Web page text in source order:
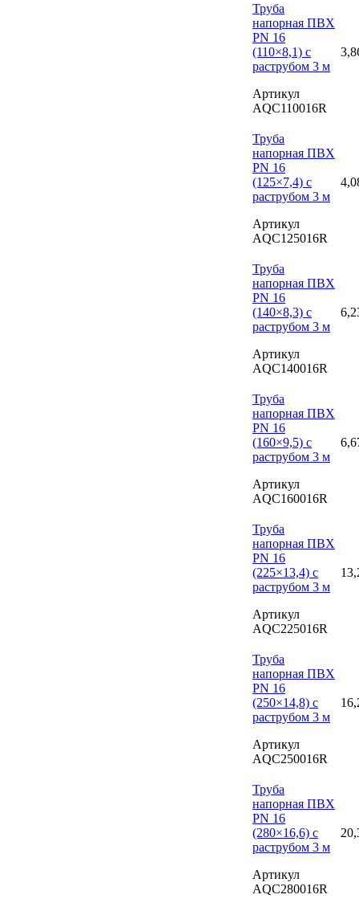
Труба
напорная ПВХ
PN 16
(110×8,1) с
раструбом 3 м
Артикул
AQC110016R
Труба
напорная ПВХ
PN 16
(125×7,4) с
раструбом 3 м
Артикул
AQC125016R
Труба
напорная ПВХ
PN 16
(140×8,3) с
раструбом 3 м
Артикул
AQC140016R
Труба
напорная ПВХ
PN 16
(160×9,5) с
раструбом 3 м
Артикул
AQC160016R
Труба
напорная ПВХ
PN 16
(225×13,4) с
раструбом 3 м
Артикул
AQC225016R
Труба
напорная ПВХ
PN 16
(250×14,8) с
раструбом 3 м
Артикул
AQC250016R
Труба
напорная ПВХ
PN 16
(280×16,6) с
раструбом 3 м
Артикул
AQC280016R